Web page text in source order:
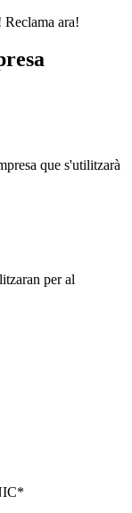
Reclama ara!
que s'utilitzarà
per al
*